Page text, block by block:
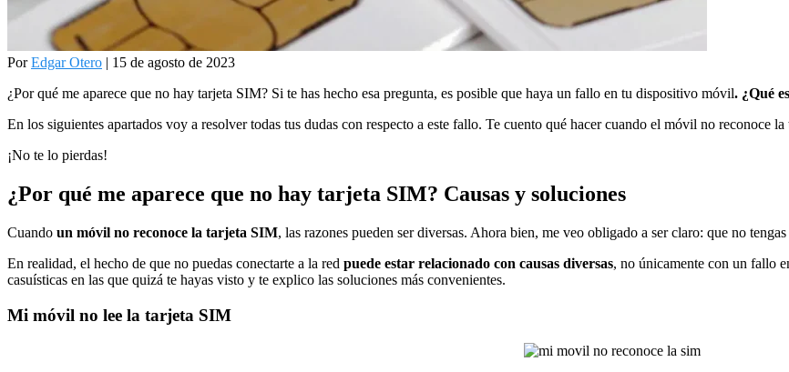
PorEdgar Otero | 15 de agosto de 2023
¿Por qué me aparece que no hay tarjeta SIM? Si te has hecho esa pregunta, es posible que haya un fallo en tu dispositivo móvil. ¿Qué
En los siguientes apartados voy a resolver todas tus dudas con respecto a este fallo. Te cuento qué hacer cuando el móvil no reconoce
¡No te lo pierdas!
¿Por qué me aparece que no hay tarjeta SIM? Causas y soluciones
Cuando un móvil no reconoce la tarjeta SIM, las razones pueden ser diversas. Ahora bien, me veo obligado a ser claro: que no
En realidad, el hecho de que no puedas conectarte a la red puede estar relacionado con causas diversas, no únicamente con un fallo
casuísticas en las que quizá te hayas visto y te explico las soluciones más convenientes.
Mi móvil no lee la tarjeta SIM